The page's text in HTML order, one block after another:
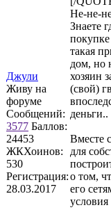
Джули
Живу на
форуме
Сообщений:
3577 Баллов:
24453
ЖКХоинов:
530
Регистрация:
28.03.2017
Не-не-
Знаете
такая
дом, но
хозяин
(свой)
деньги..
Вместе
для
о том,
его
условия